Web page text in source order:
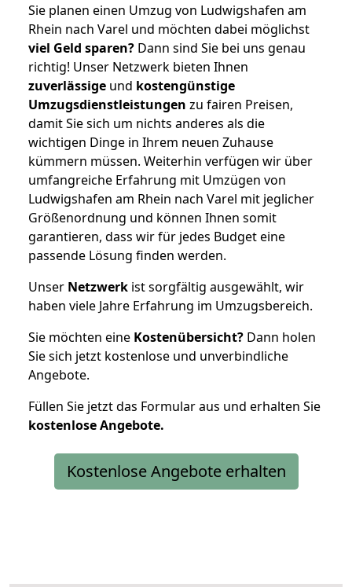
Sie planen einen Umzug von Ludwigshafen am
Rhein nach Varel und möchten dabei möglichst
viel Geld sparen? Dann sind Sie bei uns genau
richtig! Unser Netzwerk bieten Ihnen
zuverlässige und kostengünstige
Umzugsdienstleistungen zu fairen Preisen,
damit Sie sich um nichts anderes als die
wichtigen Dinge in Ihrem neuen Zuhause
kümmern müssen. Weiterhin verfügen wir über
umfangreiche Erfahrung mit Umzügen von
Ludwigshafen am Rhein nach Varel mit jeglicher
Größenordnung und können Ihnen somit
garantieren, dass wir für jedes Budget eine
passende Lösung finden werden.
Unser Netzwerk ist sorgfältig ausgewählt, wir
haben viele Jahre Erfahrung im Umzugsbereich.
Sie möchten eine Kostenübersicht? Dann holen
Sie sich jetzt kostenlose und unverbindliche
Angebote.
Füllen Sie jetzt das Formular aus und erhalten Sie
kostenloseAngebote.
Kostenlose Angebote erhalten